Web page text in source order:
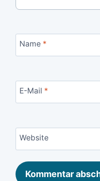
Name *
E-Mail *
Website